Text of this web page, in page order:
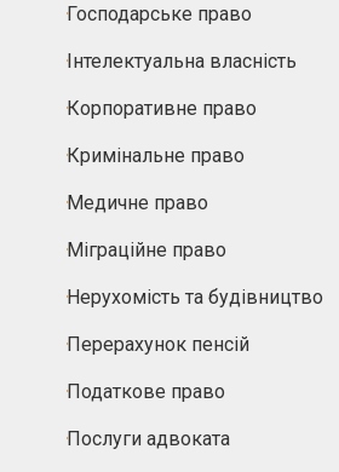
Господарське право
Інтелектуальна власність
Корпоративне право
Кримінальне право
Медичне право
Міграційне право
Нерухомість та будівництво
Перерахунок пенсій
Податкове право
Послуги адвоката